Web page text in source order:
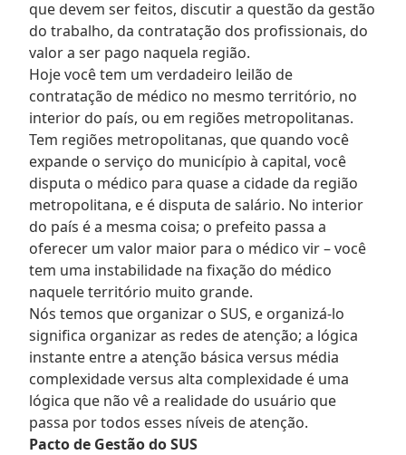
que devem ser feitos, discutir a questão da gestão
do trabalho, da contratação dos profissionais, do
valor a ser pago naquela região.
Hoje você tem um verdadeiro leilão de
contratação de médico no mesmo território, no
interior do país, ou em regiões metropolitanas.
Tem regiões metropolitanas, que quando você
expande o serviço do município à capital, você
disputa o médico para quase a cidade da região
metropolitana, e é disputa de salário. No interior
do país é a mesma coisa; o prefeito passa a
oferecer um valor maior para o médico vir – você
tem uma instabilidade na fixação do médico
naquele território muito grande.
Nós temos que organizar o SUS, e organizá-lo
significa organizar as redes de atenção; a lógica
instante entre a atenção básica versus média
complexidade versus alta complexidade é uma
lógica que não vê a realidade do usuário que
passa por todos esses níveis de atenção.
Pacto de Gestão do SUS